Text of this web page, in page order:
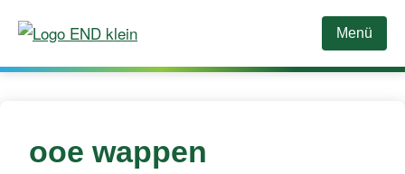
Inhalt
springen
Menü
ooe wappen